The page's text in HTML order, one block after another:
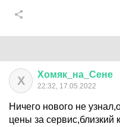
Х Хомяк на Сене
22:32, 17.05.2022
Ничего нового не
цены за сервис,близкий